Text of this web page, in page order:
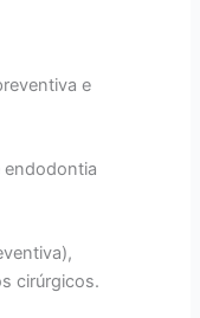
e
endodontia
cirúrgicos.